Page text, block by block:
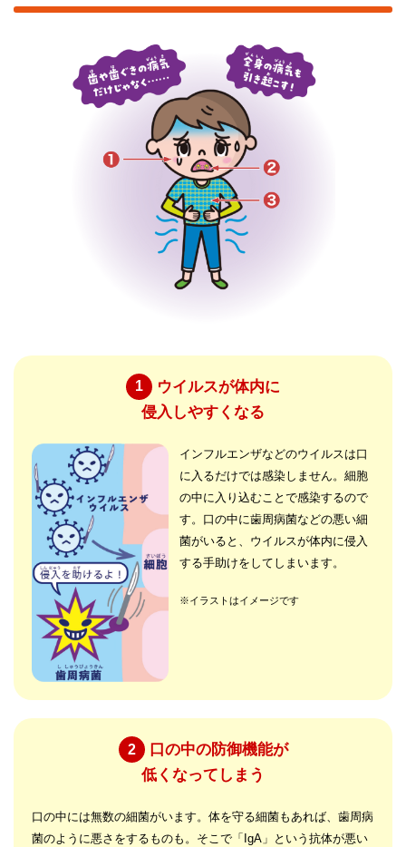
1
ウイルスが体内に
侵入しやすくなる
インフルエンザなどのウイルスは口
に入るだけでは感染しません。細胞
の中に入り込むことで感染するので
す。口の中に歯周病菌などの悪い細
菌がいると、ウイルスが体内に侵入
する手助けをしてしまいます。
※イラストはイメージです
2
口の中の防御機能が
低くなってしまう
口の中には無数の細菌がいます。体を守る細菌もあれば、歯周病
菌のように悪さをするものも。そこで「IgA」という抗体が悪い